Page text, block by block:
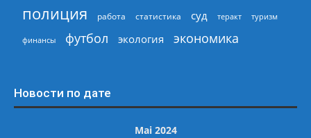
полиция работа статистика суд теракт туризм
финансы футбол экология экономика
Новости по дате
Mai 2024